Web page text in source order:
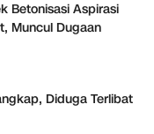
Betonisasi Aspirasi
Muncul Dugaan
Diduga Terlibat